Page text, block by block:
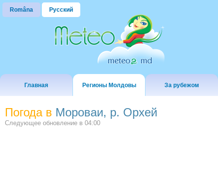
Româna Русский
Главная Регионы Молдовы За рубежом
Погода в Мороваи, р. Орхей
Следующее обновление в 04:00